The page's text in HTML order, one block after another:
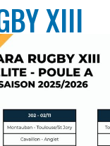
XIII